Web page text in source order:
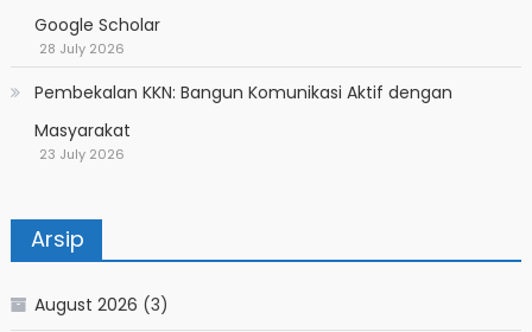
Google Scholar
28 July 2026
Pembekalan KKN: Bangun Komunikasi Aktif dengan
Masyarakat
23 July 2026
Arsip
August 2026 (3)